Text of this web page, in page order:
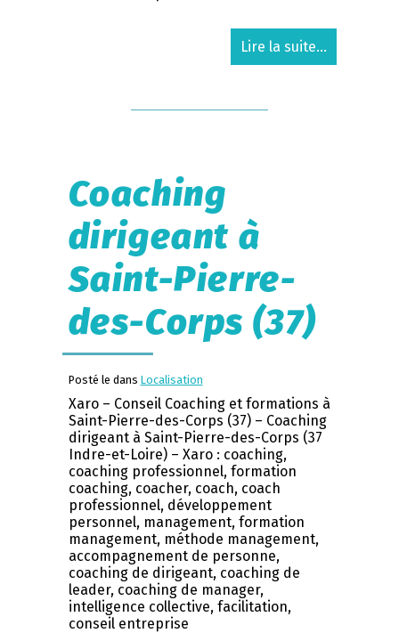
Lire la suite...
Coaching
dirigeant à
Saint-Pierre-
des-Corps (37)
Posté le dans Localisation
Xaro – Conseil Coaching et formations à
Saint-Pierre-des-Corps (37) – Coaching
dirigeant à Saint-Pierre-des-Corps (37
Indre-et-Loire) – Xaro : coaching,
coaching professionnel, formation
coaching, coacher, coach, coach
professionnel, développement
personnel, management, formation
management, méthode management,
accompagnement de personne,
coaching de dirigeant, coaching de
leader, coaching de manager,
intelligence collective, facilitation,
conseil entreprise